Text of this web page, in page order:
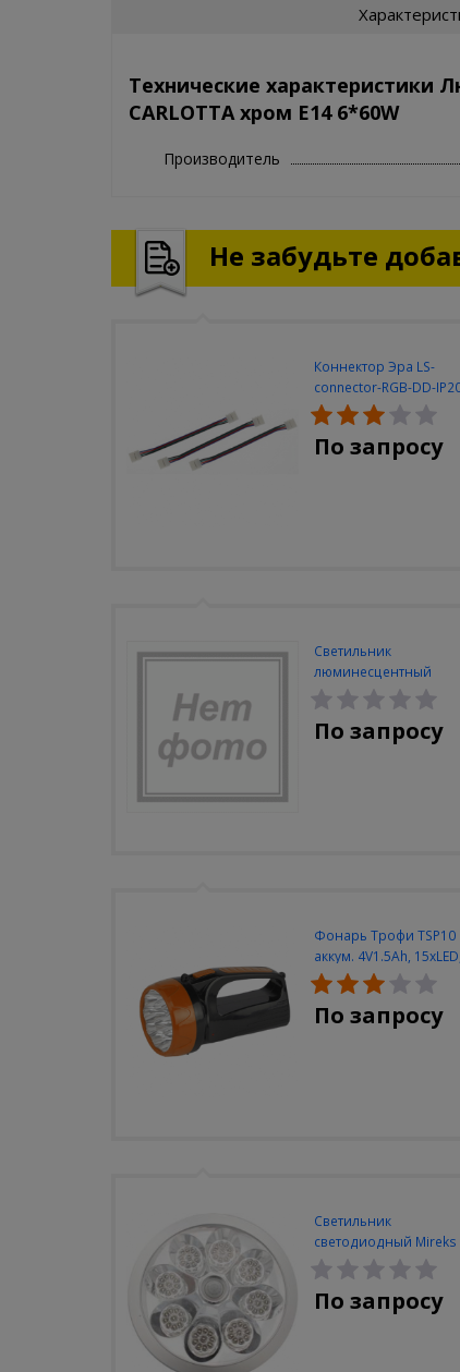
Технические характеристики
CARLOTTA хром E14 6*60W
Производитель
Не забудьте
Коннектор Эра LS-
connector-RGB-DD-
(3шт/уп)
По запросу
Светильник
люминесцентный
Navigator NEL-A2-E130-
840/WH
По запросу
Фонарь Трофи TSP10
аккум. 4V1.5Ah,
вилка 220V
По запросу
Светильник
светодиодный Mireks
С-310-80-S (5W/4000-
5000K/500lm/датчик
движения)
По запросу